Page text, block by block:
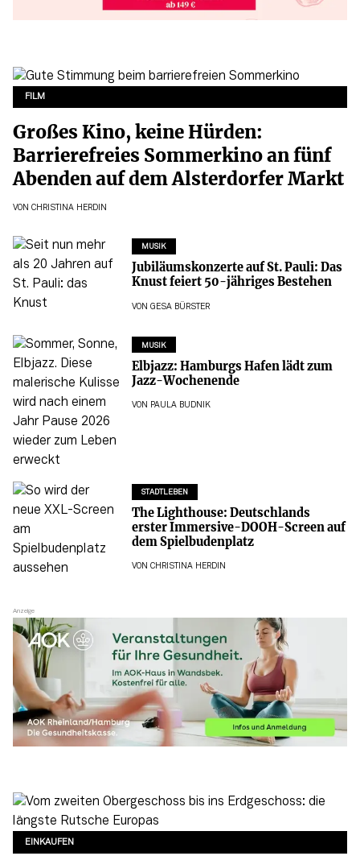
FILM
Großes Kino, keine Hürden:
Barrierefreies Sommerkino an fünf
Abenden auf dem Alsterdorfer Markt
VON CHRISTINA HERDIN
MUSIK
Jubiläumskonzerte auf St. Pauli: Das
Knust feiert 50-jähriges Bestehen
VON GESA BÜRSTER
MUSIK
Elbjazz: Hamburgs Hafen lädt zum
Jazz-Wochenende
VON PAULA BUDNIK
STADTLEBEN
The Lighthouse: Deutschlands
erster Immersive-DOOH-Screen auf
dem Spielbudenplatz
VON CHRISTINA HERDIN
EINKAUFEN